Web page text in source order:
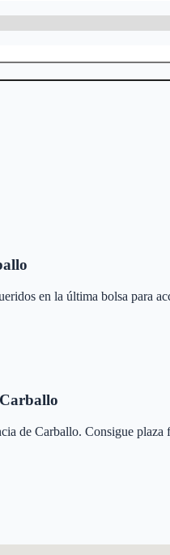
en la última bolsa para
Carballo
de Carballo. Consigue plaza